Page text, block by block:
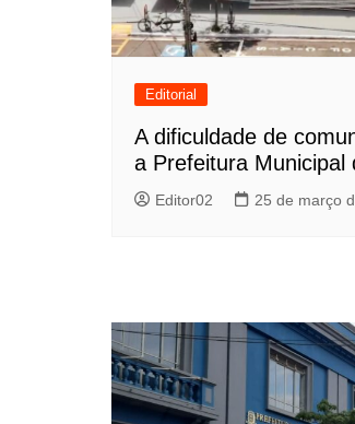
Editorial
A dificuldade de
a Prefeitura Municipal
Editor02 25 de março